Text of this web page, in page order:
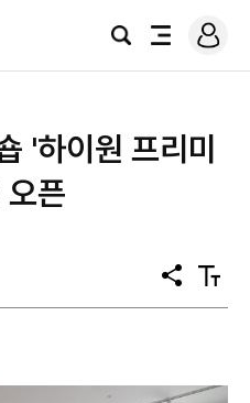
검
전
로
그
'하이원 프리미
픈
공
유
텍
스